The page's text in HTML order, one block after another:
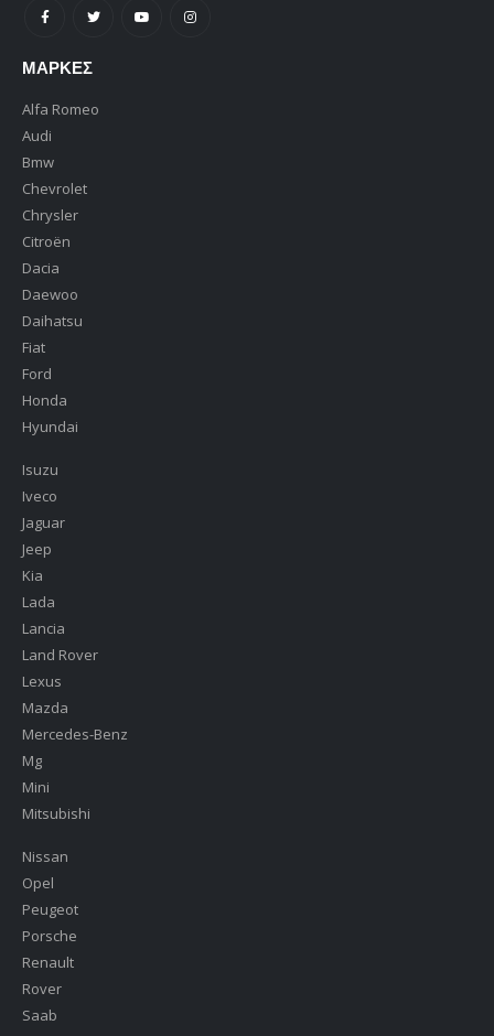
ΜΆΡΚΕΣ
Alfa Romeo
Audi
Bmw
Chevrolet
Chrysler
Citroën
Dacia
Daewoo
Daihatsu
Fiat
Ford
Honda
Hyundai
Isuzu
Iveco
Jaguar
Jeep
Kia
Lada
Lancia
Land Rover
Lexus
Mazda
Mercedes-Benz
Mg
Mini
Mitsubishi
Nissan
Opel
Peugeot
Porsche
Renault
Rover
Saab